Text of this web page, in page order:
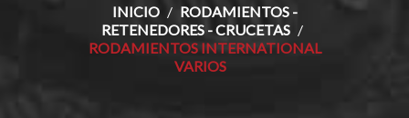
INICIO
RODAMIENTOS -
RETENEDORES - CRUCETAS
RODAMIENTOS INTERNATIONAL
VARIOS